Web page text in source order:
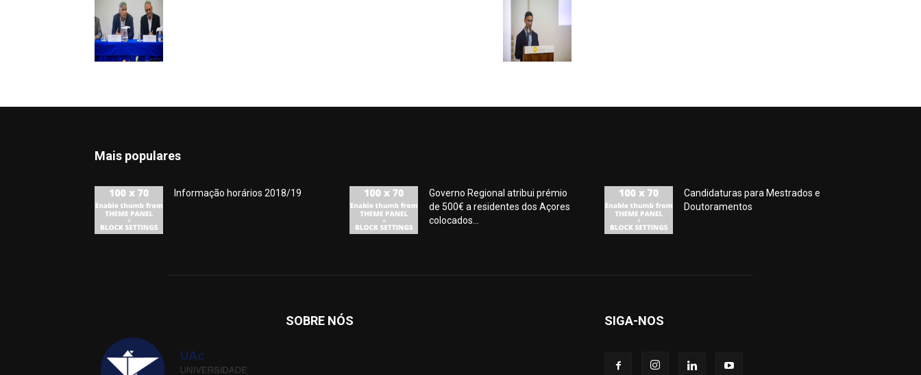
Mais populares
Informação horários 2018/19
Governo Regional atribui prémio
de 500€ a residentes dos Açores
colocados...
Candidaturas para Mestrados e
Doutoramentos
SOBRE NÓS SIGA-NOS